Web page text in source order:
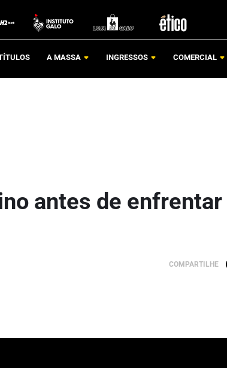
A MASSA INGRESSOS COMERCIAL
antes de enfrentar
COMPARTILHE